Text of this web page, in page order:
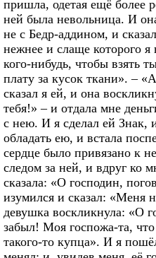
пришла, одетая ещё более
ней была невольница. И
не с Бедр-аддином, и
нежнее и слаще которого
кого-нибудь, чтобы взять
плату за кусок ткани». –
сказал я ей, и она
тебя!» – и отдала мне
с нею. И я сделал ей Знак,
обладать ею, и встала
сердце было привязано к
следом за ней, и вдруг ко
сказала: «О господин,
изумился и сказал: «Меня
девушка воскликнула: «О
забыл! Моя госпожа-та,
такого-то купца». И я